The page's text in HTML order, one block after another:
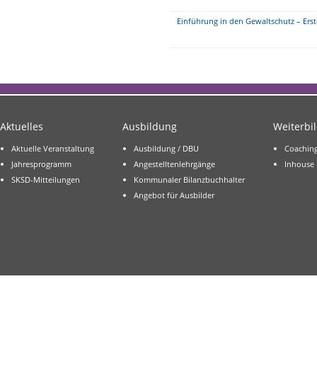
Einführung in den Gewaltschutz –
Aktuelles
Aktuelle Veranstaltung
Jahresprogramm
SKSD-Mitteilungen
Ausbildung
Ausbildung / DBU
Angestelltenlehrgänge
Kommunaler Bilanzbuchhalter
Angebot für Ausbilder
Inhouse